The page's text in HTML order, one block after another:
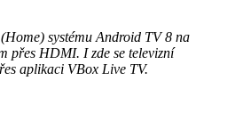
systému Android TV 8 na
přes HDMI. I zde se televizní
aplikaci VBox Live TV.